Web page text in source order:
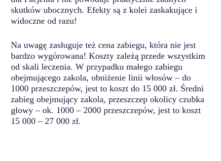
skutków ubocznych. Efekty są z kolei zaskakujące i
widoczne od razu!
Na uwagę zasługuje też cena zabiegu, która nie jest
bardzo wygórowana! Koszty zależą przede wszystkim
od skali leczenia. W przypadku małego zabiegu
obejmującego zakola, obniżenie linii włosów – do
1000 przeszczepów, jest to koszt do 15 000 zł. Średni
zabieg obejmujący zakola, przeszczep okolicy czubka
głowy – ok. 1000 – 2000 przeszczepów, jest to koszt
15 000 – 27 000 zł.